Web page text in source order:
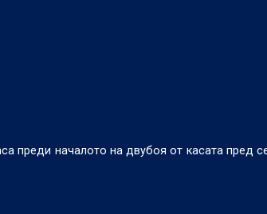
преди началото на двубоя от касата пред